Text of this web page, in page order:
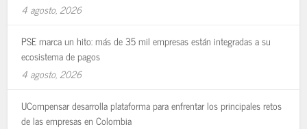
4 agosto, 2026
PSE marca un hito: más de 35 mil empresas están integradas a su
ecosistema de pagos
4 agosto, 2026
UCompensar desarrolla plataforma para enfrentar los principales retos
de las empresas en Colombia